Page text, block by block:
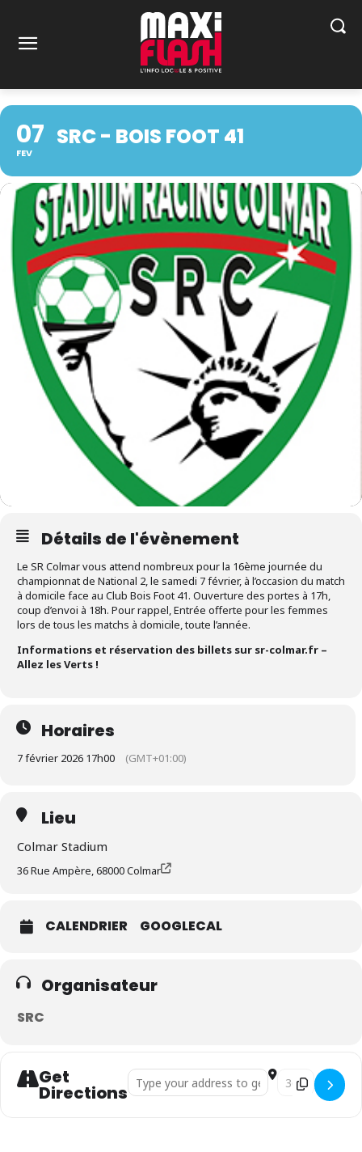
07
FEV
SRC - BOIS FOOT 41
Détails de l'évènement
Le SR Colmar vous attend nombreux pour la 16ème journée du
championnat de National 2, le samedi 7 février, à l’occasion du match
à domicile face au Club Bois Foot 41. Ouverture des portes à 17h,
coup d’envoi à 18h. Pour rappel, Entrée offerte pour les femmes
lors de tous les matchs à domicile, toute l’année.
Informations et réservation des billets sur sr-colmar.fr –
Allez les Verts !
Horaires
7 février 2026 17h00 (GMT+01:00)
Lieu
Colmar Stadium
36 Rue Ampère, 68000 Colmar
CALENDRIER GOOGLECAL
Organisateur
SRC
Get
Directions
Address - SRC - Bois Foot 41 []Destination